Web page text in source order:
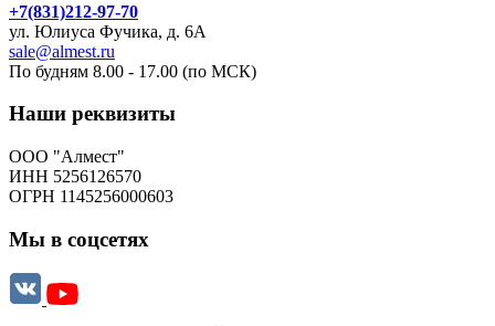
+7(831)212-97-70
ул. Юлиуса Фучика, д. 6А
sale@almest.ru
По будням 8.00 - 17.00 (по МСК)
Наши реквизиты
ООО "Алмест"
ИНН 5256126570
ОГРН 1145256000603
Мы в соцсетях